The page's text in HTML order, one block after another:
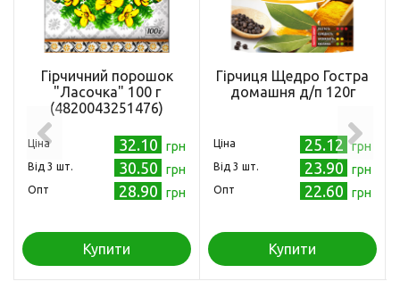
Гірчичний порошок
"Ласочка" 100 г
(4820043251476)
Ціна 32.10 грн
Від 3 шт. 30.50 грн
Опт 28.90 грн
Купити
Гірчиця Щедро Гостра
домашня д/п 120г
Ціна 25.12 грн
Від 3 шт. 23.90 грн
Опт 22.60 грн
Купити